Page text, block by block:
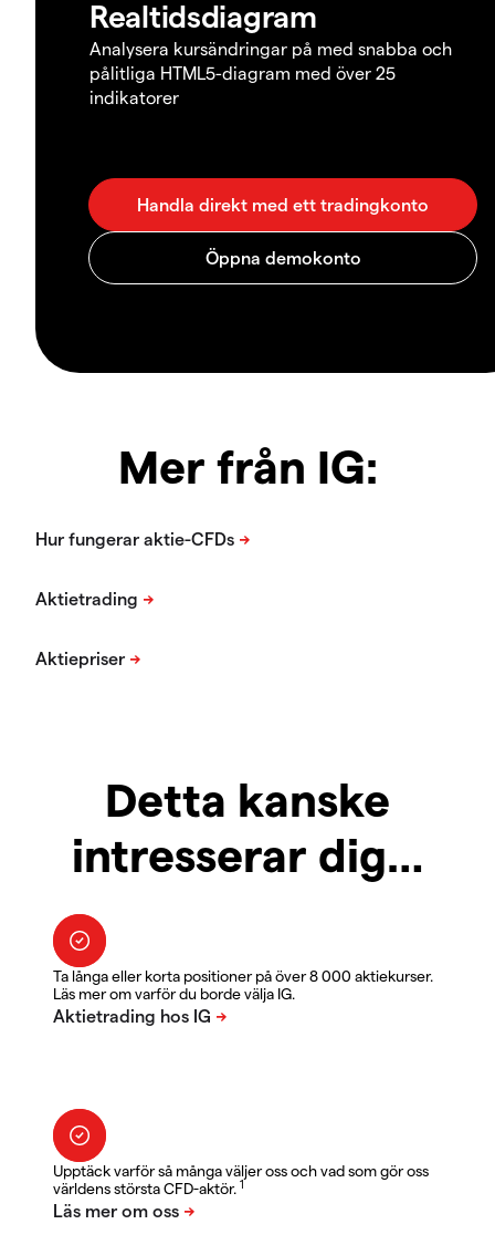
Realtidsdiagram
Analysera kursändringar på med snabba och
pålitliga HTML5-diagram med över 25
indikatorer
Mer från IG:
Detta kanske
intresserar dig…
Ta långa eller korta positioner på över 8 000 aktiekurser.
Läs mer om varför du borde välja IG.
Upptäck varför så många väljer oss och vad som gör oss
världens största CFD-aktör. 1